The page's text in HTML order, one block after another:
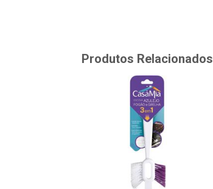
Produtos Relacionados